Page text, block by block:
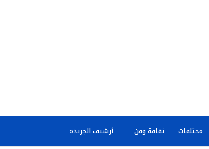
مختلفات ثقافة وفن أرشيف الجريدة